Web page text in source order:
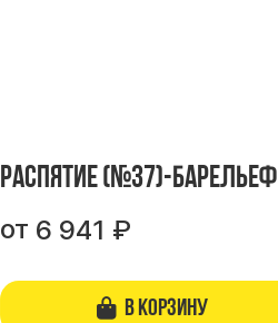
Распятие (№37)-барельеф
от 6 941 ₽
В корзину